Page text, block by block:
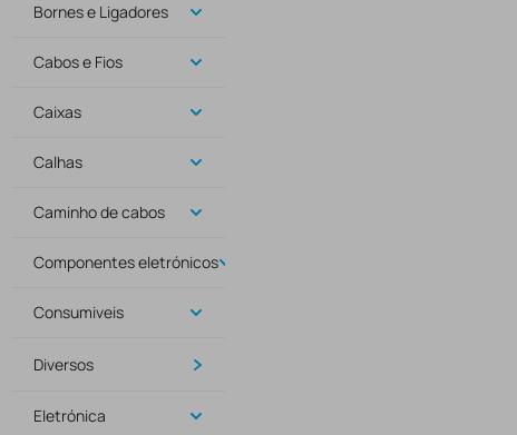
Bornes e Ligadores
Cabos e Fios
Caixas
Calhas
Caminho de cabos
Componentes eletrónicos
Consumiveis
Diversos
Eletrónica